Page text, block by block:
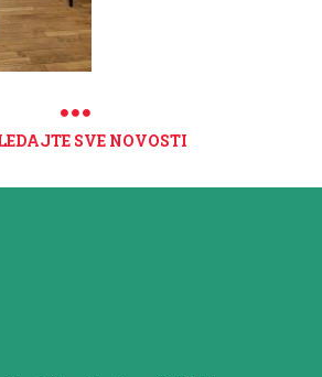
SVE NOVOSTI